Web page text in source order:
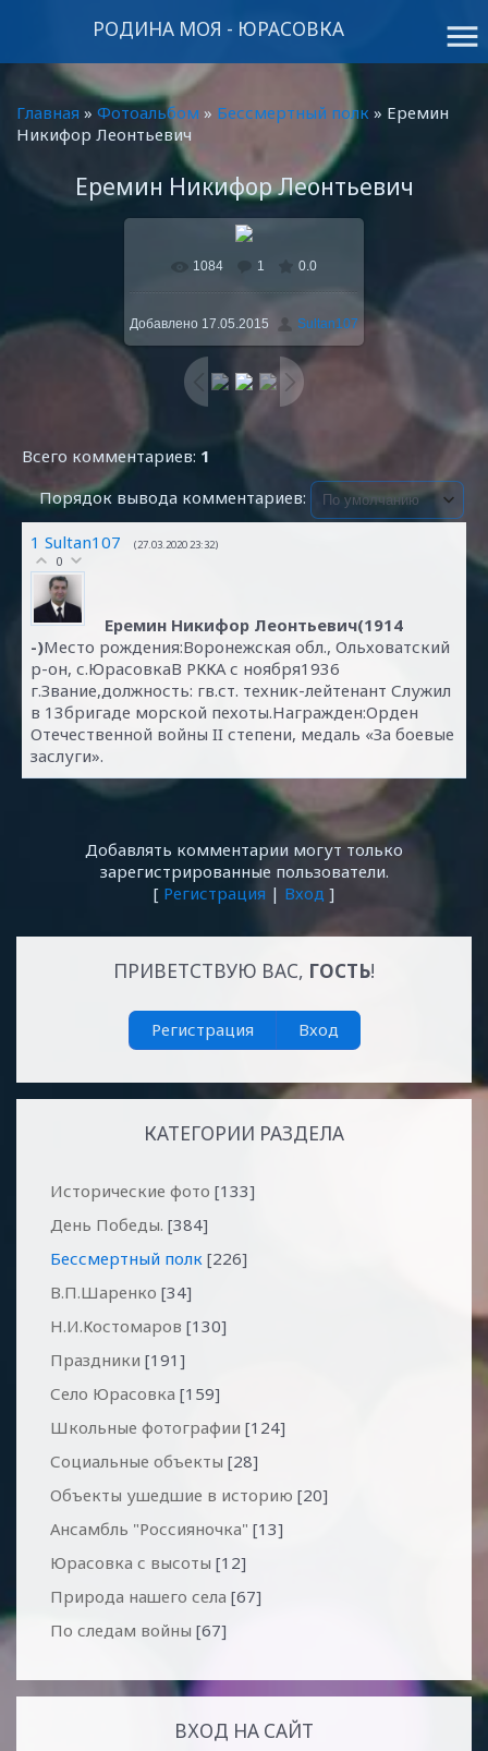
menu
РОДИНА МОЯ - ЮРАСОВКА
Главная » Фотоальбом » Бессмертный полк » Еремин
Никифор Леонтьевич
Еремин Никифор Леонтьевич
В реальном размере
768x1024/ 158.7Kb
1084 1 0.0
Добавлено 17.05.2015 Sultan107
Всего комментариев: 1
Порядок вывода комментариев:
1 Sultan107 (27.03.2020 23:32)
0
Еремин Никифор Леонтьевич(1914
-)Место рождения:Воронежская обл., Ольховатский
р-он, с.ЮрасовкаВ РККА с ноября1936
г.Звание,должность: гв.ст. техник-лейтенант Служил
в 13бригаде морской пехоты.Награжден:Орден
Отечественной войны II степени, медаль «За боевые
заслуги».
Добавлять комментарии могут только
зарегистрированные пользователи.
[ Регистрация | Вход ]
ПРИВЕТСТВУЮ ВАС, ГОСТЬ!
Регистрация Вход
КАТЕГОРИИ РАЗДЕЛА
Исторические фото [133]
День Победы. [384]
Бессмертный полк [226]
В.П.Шаренко [34]
Н.И.Костомаров [130]
Праздники [191]
Село Юрасовка [159]
Школьные фотографии [124]
Социальные объекты [28]
Объекты ушедшие в историю [20]
Ансамбль "Россияночка" [13]
Юрасовка с высоты [12]
Природа нашего села [67]
По следам войны [67]
ВХОД НА САЙТ